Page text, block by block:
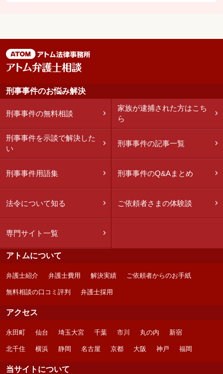
刑事事件のお悩み解決
刑事事件の無料相談
家族が逮捕された方はこち
ら
刑事事件を示談で解決した
い
刑事事件の記事一覧
刑事事件用語集 刑事事件のQ&Aまとめ
法令について知る ご依頼者さまの体験談
専門サイト一覧
アトムについて
弁護士紹介 弁護士費用 解決実績 ご依頼者からのお手紙
無料相談の口コミ評判 弁護士採用
アクセス
永田町 仙台 埼玉大宮 千葉 市川 丸の内 新宿
北千住 横浜 静岡 名古屋 京都 大阪 神戸 福岡
当サイトについて